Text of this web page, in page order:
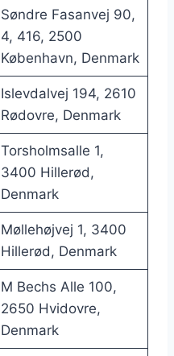
Søndre Fasanvej 90,
4, 416, 2500
København, Denmark
Islevdalvej 194, 2610
Rødovre, Denmark
Torsholmsalle 1,
3400 Hillerød,
Denmark
Møllehøjvej 1, 3400
Hillerød, Denmark
M Bechs Alle 100,
2650 Hvidovre,
Denmark